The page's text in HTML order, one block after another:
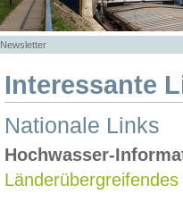
Newsletter
Interessante
Nationale Links
Hochwasser-